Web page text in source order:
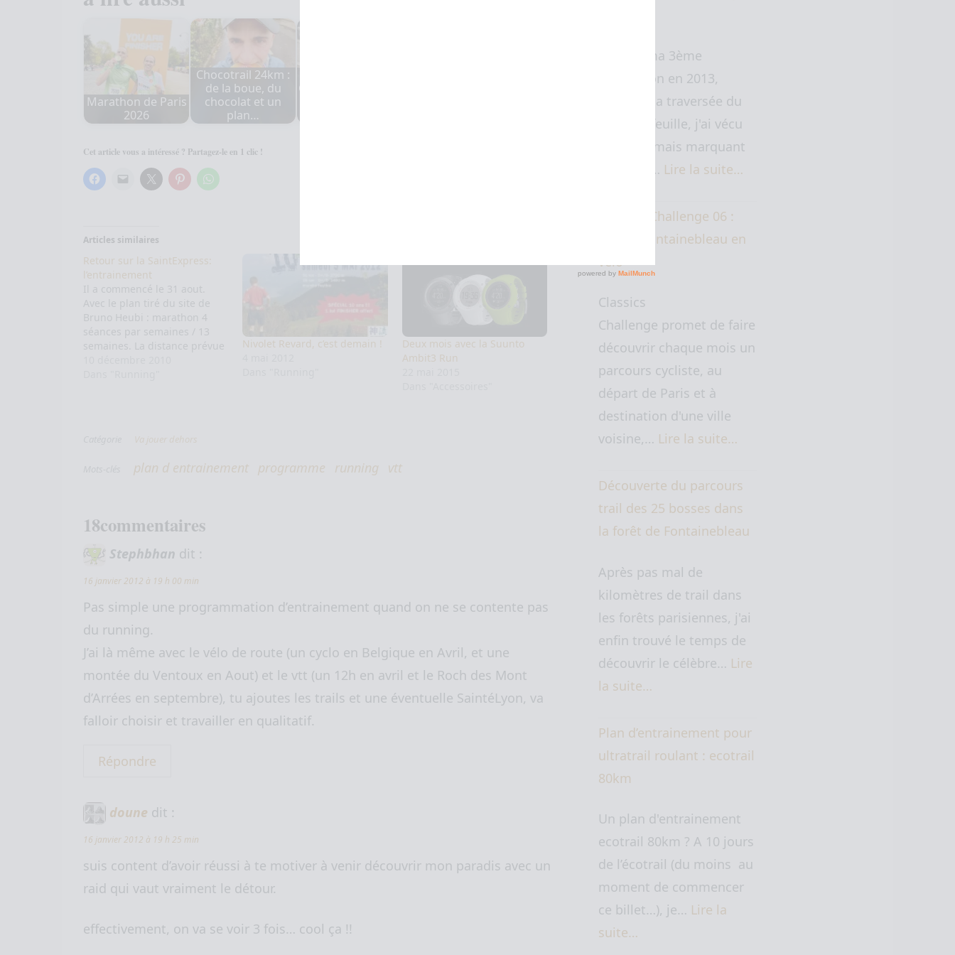
Marathon de Paris
2026
Chocotrail 24km :
de la boue, du
chocolat et un
plan…
Chesnaycourtoise :
Cet article vous a intéressé ? Partagez-le en 1 clic !
Articles similaires
Retour sur la SaintExpress:
l’entrainement
Nivolet Revard, c’est demain !
Deux mois avec la Suunto
Ambit3 Run
Va jouer dehors
plan d entrainement programme running vtt
18commentaires
Stephbhan dit :
16 janvier 2012 à 19 h 00 min
Pas simple une programmation d’entrainement quand on ne se contente pas
du running.
J’ai là même avec le vélo de route (un cyclo en Belgique en Avril, et une
montée du Ventoux en Aout) et le vtt (un 12h en avril et le Roch des Mont
d’Arrées en septembre), tu ajoutes les trails et une éventuelle SaintéLyon, va
falloir choisir et travailler en qualitatif.
Répondre
doune dit :
16 janvier 2012 à 19 h 25 min
suis content d’avoir réussi à te motiver à venir découvrir mon paradis avec un
raid qui vaut vraiment le détour.
effectivement, on va se voir 3 fois… cool ça !!
Lors de ma 3ème
SaintéLyon en 2013,
pendant la traversée du
bois d'Arfeuille, j'ai vécu
un court mais marquant
moment… Lire la suite…
Classics Challenge 06 :
Paris – Fontainebleau en
vélo
Classics
Challenge promet de faire
découvrir chaque mois un
parcours cycliste, au
départ de Paris et à
destination d'une ville
voisine,… Lire la suite…
Découverte du parcours
trail des 25 bosses dans
la forêt de Fontainebleau
Après pas mal de
kilomètres de trail dans
les forêts parisiennes, j'ai
enfin trouvé le temps de
découvrir le célèbre… Lire
la suite…
Plan d’entrainement pour
ultratrail roulant : ecotrail
80km
Un plan d'entrainement
ecotrail 80km ? A 10 jours
de l’écotrail (du moins au
moment de commencer
ce billet…), je… Lire la
suite…